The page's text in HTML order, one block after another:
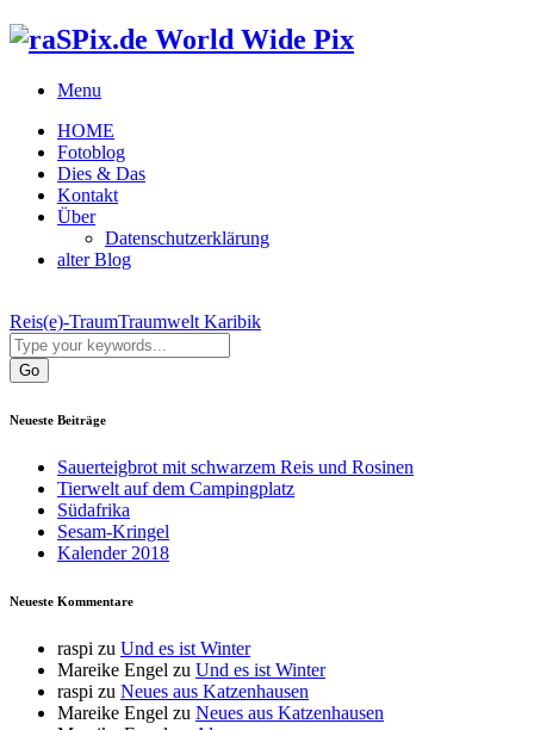
World Wide Pix
Menu
HOME
Fotoblog
Dies & Das
Kontakt
Über
Datenschutzerklärung
alter Blog
Reis(e)-TraumTraumwelt Karibik
Neueste Beiträge
Sauerteigbrot mit schwarzem Reis und Rosinen
Tierwelt auf dem Campingplatz
Südafrika
Sesam-Kringel
Kalender 2018
Neueste Kommentare
raspi zu Und es ist Winter
Mareike Engel zu Und es ist Winter
raspi zu Neues aus Katzenhausen
Mareike Engel zu Neues aus Katzenhausen